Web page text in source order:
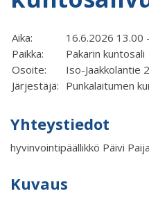
Aika:
16.6.2026 13.00
Paikka:
Pakarin kuntosali
Osoite:
Iso-Jaakkolantie
Järjestäjä: Punkalaitumen
Yhteystiedot
hyvinvointipäällikkö Päivi
Kuvaus